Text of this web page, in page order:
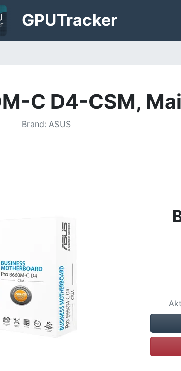
GPUTracker
C D4-CSM,
Brand: ASUS